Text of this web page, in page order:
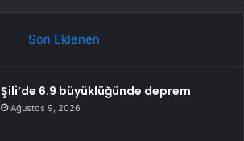
Son Eklenen
Şili’de 6.9 büyüklüğünde deprem
Ağustos 9, 2026